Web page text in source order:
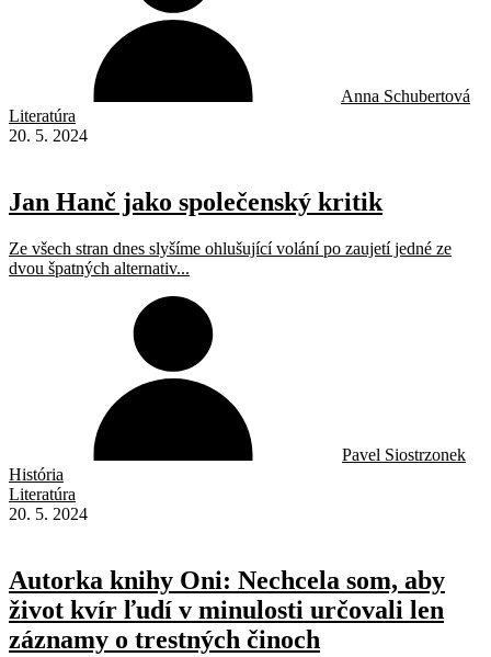
Anna Schubertová
Literatúra
20. 5. 2024
Jan Hanč jako společenský kritik
Ze všech stran dnes slyšíme ohlušující volání po zaujetí jedné ze
dvou špatných alternativ...
Pavel Siostrzonek
História
Literatúra
20. 5. 2024
Autorka knihy Oni: Nechcela som, aby
život kvír ľudí v minulosti určovali len
záznamy o trestných činoch